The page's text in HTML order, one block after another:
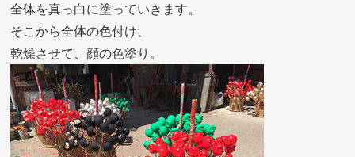
全体を真っ白に塗っていきます。
そこから全体の色付け、
乾燥させて、顔の色塗り。